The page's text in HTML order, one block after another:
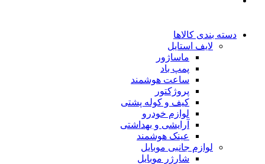
دسته بندی کالاها
لایف استایل
ماساژور
پمپ باد
ساعت هوشمند
پروژکتور
کیف و کوله پشتی
لوازم خودرو
آرایشی و بهداشتی
عینک هوشمند
لوازم جانبی موبایل
شارژر موبایل